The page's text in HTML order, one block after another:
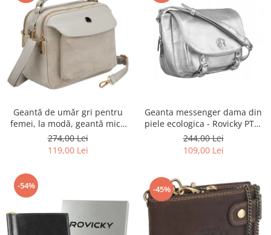
Geantă de umăr gri pentru
femei, la modă, geantă mică
urbană cu fermoar, piele
ecologică - Peterson PTR-PTN
274,00 Lei
119,00 Lei
Geanta messenger dama din
piele ecologica - Rovicky PTR-
R-TOR-ALE-2-3776 SIL
244,00 Lei
109,00 Lei
-54% -45%